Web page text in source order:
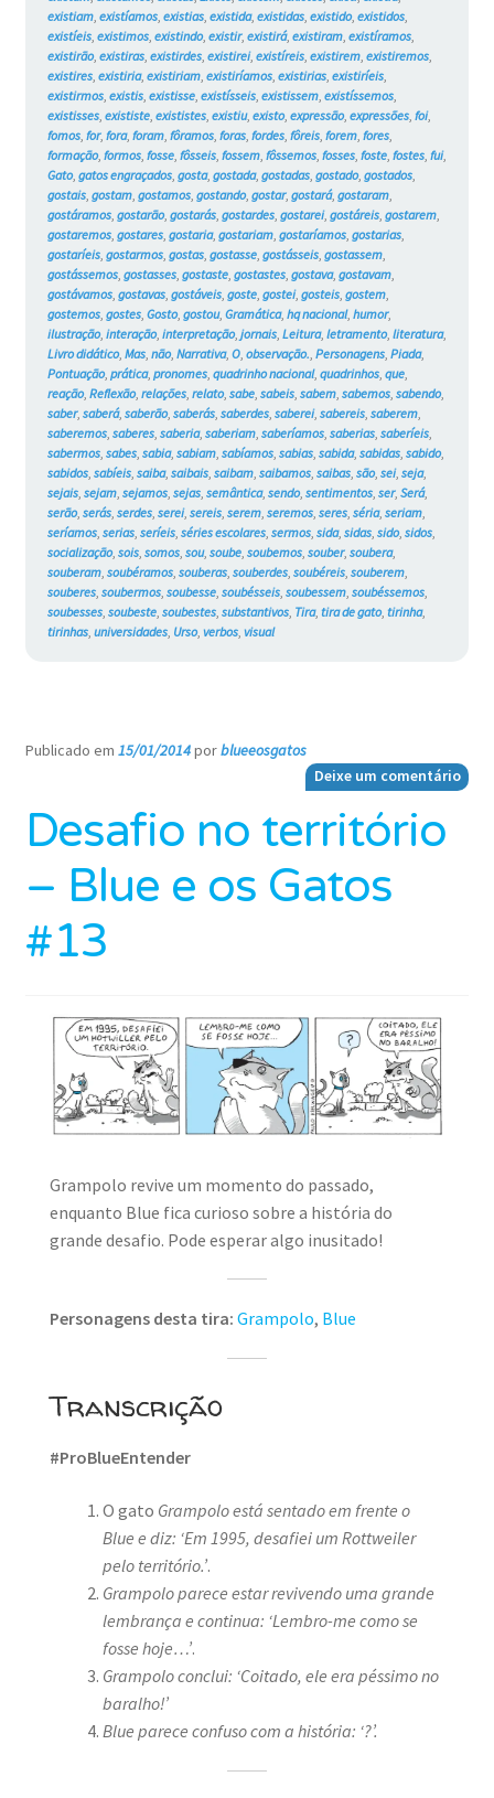
existiam, existíamos, existias, existida, existidas, existido, existidos,
existíeis, existimos, existindo, existir, existirá, existiram, existíramos,
existirão, existiras, existirdes, existirei, existíreis, existirem, existiremos,
existires, existiria, existiriam, existiríamos, existirias, existiríeis,
existirmos, existis, existisse, existísseis, existissem, existíssemos,
existisses, exististe, exististes, existiu, existo, expressão, expressões, foi,
fomos, for, fora, foram, fôramos, foras, fordes, fôreis, forem, fores,
formação, formos, fosse, fôsseis, fossem, fôssemos, fosses, foste, fostes, fui,
Gato, gatos engraçados, gosta, gostada, gostadas, gostado, gostados,
gostais, gostam, gostamos, gostando, gostar, gostará, gostaram,
gostáramos, gostarão, gostarás, gostardes, gostarei, gostáreis, gostarem,
gostaremos, gostares, gostaria, gostariam, gostaríamos, gostarias,
gostaríeis, gostarmos, gostas, gostasse, gostásseis, gostassem,
gostássemos, gostasses, gostaste, gostastes, gostava, gostavam,
gostávamos, gostavas, gostáveis, goste, gostei, gosteis, gostem,
gostemos, gostes, Gosto, gostou, Gramática, hq nacional, humor,
ilustração, interação, interpretação, jornais, Leitura, letramento, literatura,
Livro didático, Mas, não, Narrativa, O, observação. Personagens, Piada,
Pontuação, prática, pronomes, quadrinho nacional, quadrinhos, que,
reação, Reflexão, relações, relato, sabe, sabeis, sabem, sabemos, sabendo,
saber, saberá, saberão, saberás, saberdes, saberei, sabereis, saberem,
saberemos, saberes, saberia, saberiam, saberíamos, saberias, saberíeis,
sabermos, sabes, sabia, sabiam, sabíamos, sabias, sabida, sabidas, sabido,
sabidos, sabíeis, saiba, saibais, saibam, saibamos, saibas, são, sei, seja,
sejais, sejam, sejamos, sejas, semântica, sendo, sentimentos, ser, Será,
serão, serás, serdes, serei, sereis, serem, seremos, seres, séria, seriam,
seríamos, serias, seríeis, séries escolares, sermos, sida, sidas, sido, sidos,
socialização, sois, somos, sou, soube, soubemos, souber, soubera,
souberam, soubéramos, souberas, souberdes, soubéreis, souberem,
souberes, soubermos, soubesse, soubésseis, soubessem, soubéssemos,
soubesses, soubeste, soubestes, substantivos, Tira, tira de gato, tirinha,
tirinhas, universidades, Urso, verbos, visual
Publicado em 15/01/2014porblueeosgatos
Deixe um comentário
Desafio no território
– Blue e os Gatos
#13
Grampolo revive um momento do passado,
enquanto Blue fica curioso sobre a história do
grande desafio. Pode esperar algo inusitado!
Personagens desta tira: Grampolo, Blue
Transcrição
#ProBlueEntender
O gato Grampolo está sentado em frente o
Blue e diz: ‘Em 1995, desafiei um Rottweiler
pelo território.’.
Grampolo parece estar revivendo uma grande
lembrança e continua: ‘Lembro-me como se
fosse hoje…’.
Grampolo conclui: ‘Coitado, ele era péssimo no
baralho!’
Blue parece confuso com a história: ‘?’.